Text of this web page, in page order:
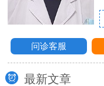
问诊客服
最新文章